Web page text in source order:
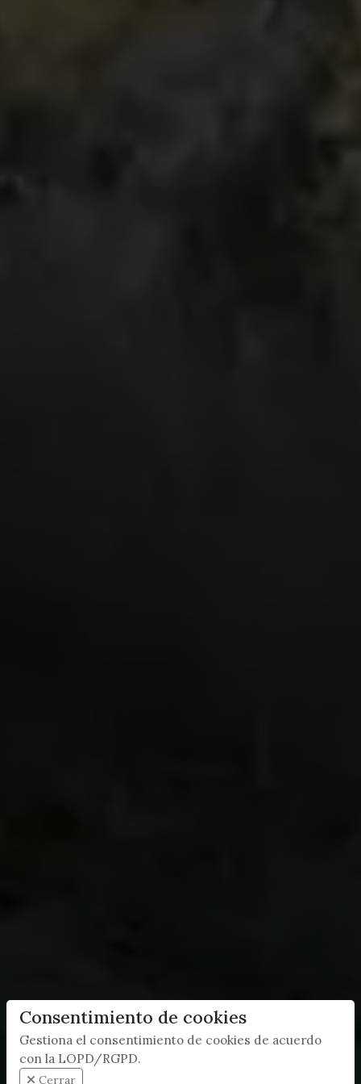
Consentimiento de cookies
Gestiona el consentimiento de cookies de acuerdo
con la LOPD/RGPD.
Cerrar